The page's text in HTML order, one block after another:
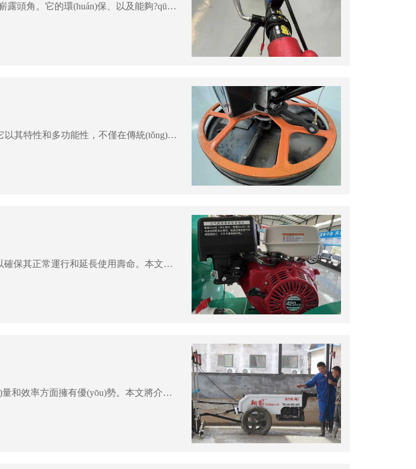
手扶抹光機作為一項現(xiàn)代地面施工工具，正在建筑和裝修領(lǐng)域嶄露頭角。它的環(huán)保、以及能夠?qū)⒋植诘孛鎾伖獬善交聋惖奶攸c，使其在地面施工中備受歡迎。本文將探討手扶抹光機的工作原理、應用領(lǐng)域以及為何它在地面美化中變得如此重要。1.工作原理：手扶抹...
汽油抹邊機一直以來都是混凝土施工領(lǐng)域的得力助手，但近年來，它以其特性和多功能性，不僅在傳統(tǒng)施工中廣泛應用，還在一些全新領(lǐng)域找到了新的應用。本文將介紹汽油抹邊機在不同應用場景下的嶄新用途，展示它如何繼續(xù)推動混凝土施工的創(chuàng)新。1.傳統(tǒng)應用：...
路面切割機是道路施工中不可或缺的設(shè)備，但它需要經(jīng)常維護以確保其正常運行和延長使用壽命。本文將介紹一些關(guān)鍵的路面切割機維護要點。定期清潔和保養(yǎng)：1、清理切割刀具：切割刀具容易受到瀝青、混凝土和其他材料的積聚，影響切割效果。定期清理刀具，...
激光整平機作為建筑施工領(lǐng)域的革命性設(shè)備，在提高工程質(zhì)量和效率方面擁有優(yōu)勢。本文將介紹激光整平機的多項優(yōu)勢，使其成為現(xiàn)代建筑工地不可或缺的工具。1、準確的施工控制：激光整平機借助激光技術(shù)，能夠提供高精度的施工控制。通過準確的激光測距和定...